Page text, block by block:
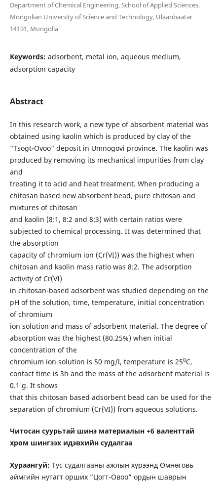
Department of Chemical Engineering, School of Applied Sciences,
Mongolian University of Science and Technology, Ulaanbaatar
14191, Mongolia
Keywords: adsorbent, metal ion, aqueous medium,
adsorption capacity
Abstract
In this research work, a new type of absorbent material was
obtained using kaolin which is produced by clay of the
"Tsogt-Ovoo" deposit in Umnogovi province. The kaolin was
produced by removing its mechanical impurities from clay
and
treating it to acid and heat treatment. When producing a
chitosan based new absorbent bead, pure chitosan and
mixtures of chitosan
and kaolin (8:1, 8:2 and 8:3) with certain ratios were
subjected to chemical processing. It was determined that
the absorption
capacity of chromium ion (Cr(VI)) was the highest when
chitosan and kaolin mass ratio was 8:2. The adsorption
activity of Cr(VI)
in chitosan-based adsorbent was studied depending on the
pH of the solution, time, temperature, initial concentration
of chromium
ion solution and mass of adsorbent material. The degree of
absorption was the highest (80.25%) when initial
concentration of the
chromium ion solution is 50 mg/l, temperature is 250C,
contact time is 3h and the mass of the adsorbent material is
0.1 g. It shows
that this chitosan based adsorbent bead can be used for the
separation of chromium (Cr(VI)) from aqueous solutions.
Читосан суурьтай шинэ материалын +6 валенттай
хром шингээх идэвхийн судалгаа
Хураангуй: Тус судалгааны ажлын хүрээнд Өмнөговь
аймгийн нутагт орших “Цогт-Овоо” ордын шаврын